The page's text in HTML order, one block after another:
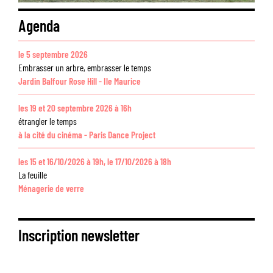
Agenda
le 5 septembre 2026
Embrasser un arbre, embrasser le temps
Jardin Balfour Rose Hill - Ile Maurice
les 19 et 20 septembre 2026 à 16h
étrangler le temps
à la cité du cinéma - Paris Dance Project
les 15 et 16/10/2026 à 19h, le 17/10/2026 à 18h
La feuille
Ménagerie de verre
Inscription newsletter